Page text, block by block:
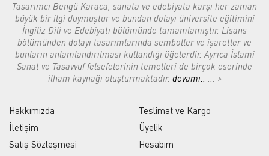
Tasarımcı Bengü Karaca, sanata ve edebiyata karşı her zaman
büyük bir ilgi duymuştur ve bundan dolayı üniversite eğitimini
İngiliz Dili ve Edebiyatı bölümünde tamamlamıştır. Lisans
bölümünden dolayı tasarımlarında semboller ve işaretler ve
bunların anlamlandırılması kullandığı öğelerdir. Ayrıca İslami
Sanat ve Tasavvuf felsefelerinin temelleri de birçok eserinde
ilham kaynağı oluşturmaktadır. devamı.. ... >
Hakkımızda
İletişim
Satış Sözleşmesi
Teslimat ve Kargo
Üyelik
Hesabım